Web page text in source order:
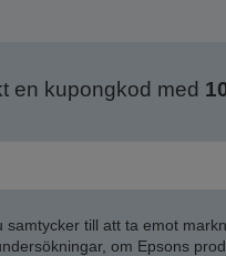
en kupongkod med
till att ta emot
om Epsons